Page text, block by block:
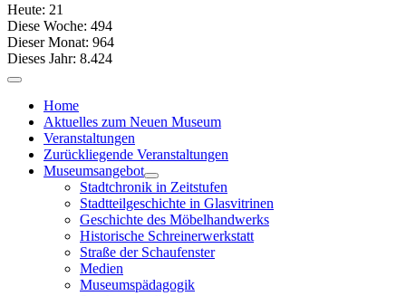
Heute: 21
Diese Woche: 494
Dieser Monat: 964
Dieses Jahr: 8.424
Home
Aktuelles zum Neuen Museum
Veranstaltungen
Zurückliegende Veranstaltungen
Museumsangebot
Stadtchronik in Zeitstufen
Stadtteilgeschichte in Glasvitrinen
Geschichte des Möbelhandwerks
Historische Schreinerwerkstatt
Straße der Schaufenster
Medien
Museumspädagogik